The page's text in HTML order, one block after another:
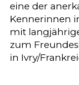
eine der
Kennerinnen
mit
zum
in Ivry/